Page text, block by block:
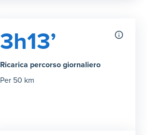
3h13’
Ricarica percorso giornaliero
Per 50 km